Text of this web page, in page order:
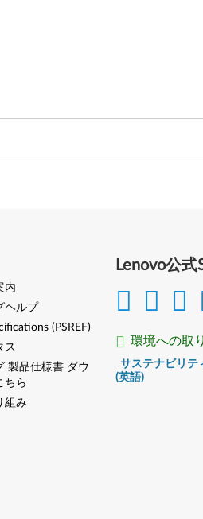
Lenovo公式
環境への取
サステナビリテ
(英語)
内
ヘルプ
(PSREF)
ス
製品仕様書 ダウ
ちら
組み